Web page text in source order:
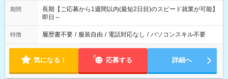
期間
長期【ご応募から1週間以内(最短2日目)のスピード就業が可能】
即日～
特徴 履歴書不要 / 服装自由 / 電話対応なし / パソコンスキル不要
気になる！ 応募する 詳細へ